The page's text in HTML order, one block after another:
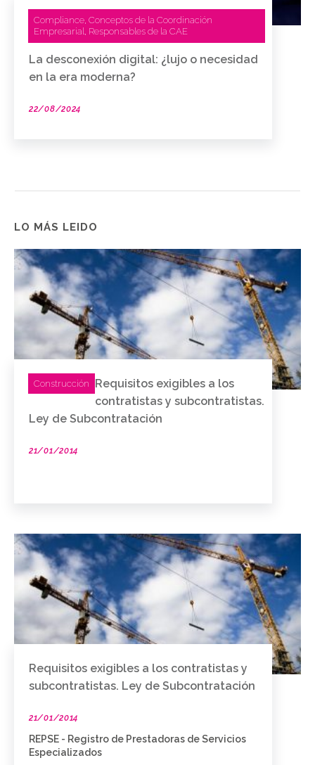
Compliance, Conceptos de la Coordinación
Empresarial, Responsables de la CAE
La desconexión digital: ¿lujo o necesidad
en la era moderna?
22/08/2024
LO MÁS LEIDO
Construcción
Requisitos exigibles a los
contratistas y subcontratistas.
Ley de Subcontratación
21/01/2014
Requisitos exigibles a los contratistas y
subcontratistas. Ley de Subcontratación
21/01/2014
REPSE - Registro de Prestadoras de Servicios
Especializados